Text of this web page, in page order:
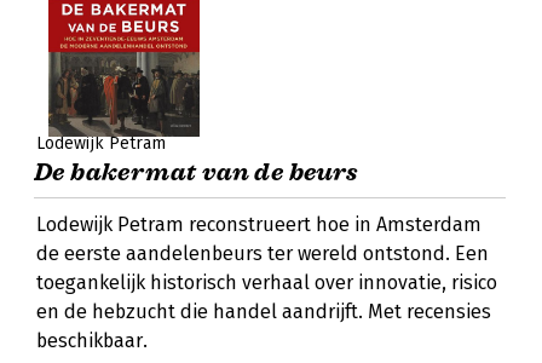
Lodewijk Petram
De bakermat van de beurs
Lodewijk Petram reconstrueert hoe in Amsterdam
de eerste aandelenbeurs ter wereld ontstond. Een
toegankelijk historisch verhaal over innovatie, risico
en de hebzucht die handel aandrijft. Met recensies
beschikbaar.